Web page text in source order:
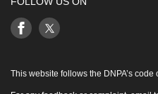
This website follows the DNPA’s code